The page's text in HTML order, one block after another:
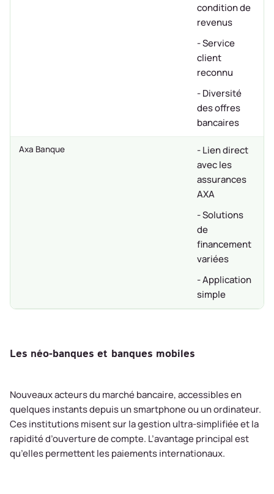
condition de
revenus
- Service
client
reconnu
- Diversité
des offres
bancaires
Axa Banque
- Lien direct
avec les
assurances
AXA
- Solutions
de
financement
variées
- Application
simple
Les néo-banques et banques mobiles
Nouveaux acteurs du marché bancaire, accessibles en
quelques instants depuis un smartphone ou un ordinateur.
Ces institutions misent sur la gestion ultra-simplifiée et la
rapidité d’ouverture de compte. L’avantage principal est
qu’elles permettent les paiements internationaux.